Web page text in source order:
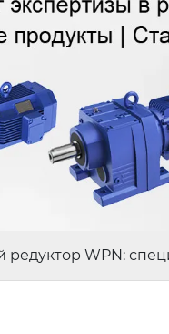
WPN: